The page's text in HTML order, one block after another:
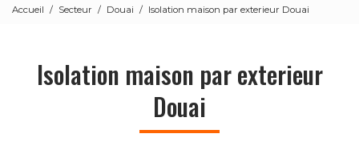
Accueil Secteur Douai Isolation maison par exterieur Douai
Isolation maison par exterieur
Douai